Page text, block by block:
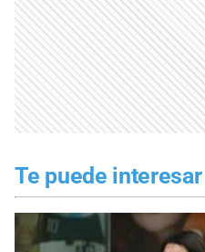
Te puede interesar